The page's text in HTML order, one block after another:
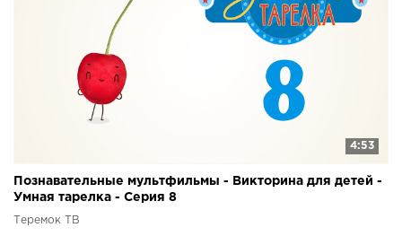
4:53
Познавательные мультфильмы - Викторина для детей -
Умная тарелка - Серия 8
Теремок ТВ